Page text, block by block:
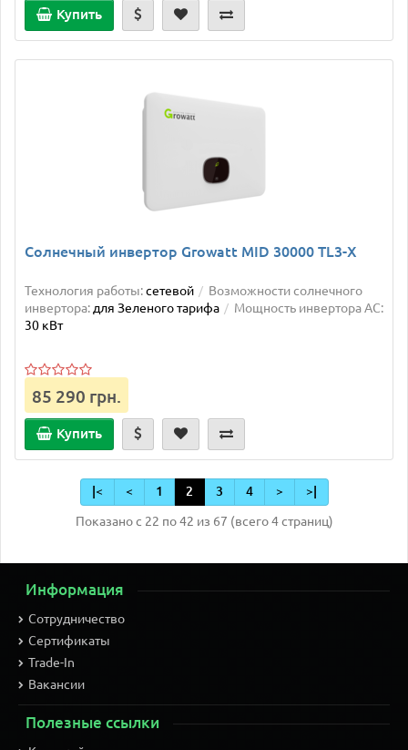
Купить
Солнечный инвертор Growatt MID 30000 TL3-X
Технология работы:сетевой
Возможности солнечного
инвертора: для Зеленого тарифа
Мощность инвертора AC:
30 кВт
85 290 грн.
Купить
|< < 1 2 3 4 > >|
Показано с 22 по 42 из 67 (всего 4 страниц)
Информация
Сотрудничество
Сертификаты
Trade-In
Вакансии
Полезные ссылки